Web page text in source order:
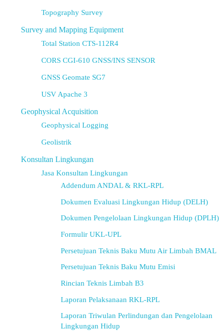
Topography Survey
Survey and Mapping Equipment
Total Station CTS-112R4
CORS CGI-610 GNSS/INS SENSOR
GNSS Geomate SG7
USV Apache 3
Geophysical Acquisition
Geophysical Logging
Geolistrik
Konsultan Lingkungan
Jasa Konsultan Lingkungan
Addendum ANDAL & RKL-RPL
Dokumen Evaluasi Lingkungan Hidup (DELH)
Dokumen Pengelolaan Lingkungan Hidup (DPLH)
Formulir UKL-UPL
Persetujuan Teknis Baku Mutu Air Limbah BMAL
Persetujuan Teknis Baku Mutu Emisi
Rincian Teknis Limbah B3
Laporan Pelaksanaan RKL-RPL
Laporan Triwulan Perlindungan dan Pengelolaan
Lingkungan Hidup